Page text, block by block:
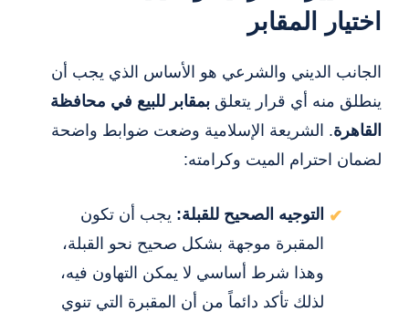
اختيار المقابر
الجانب الديني والشرعي هو الأساس الذي يجب أن
ينطلق منه أي قرار يتعلق بمقابر للبيع في محافظة
القاهرة. الشريعة الإسلامية وضعت ضوابط واضحة
لضمان احترام الميت وكرامته:
التوجيه الصحيح للقبلة: يجب أن تكون
المقبرة موجهة بشكل صحيح نحو القبلة،
وهذا شرط أساسي لا يمكن التهاون فيه،
لذلك تأكد دائماً من أن المقبرة التي تنوي